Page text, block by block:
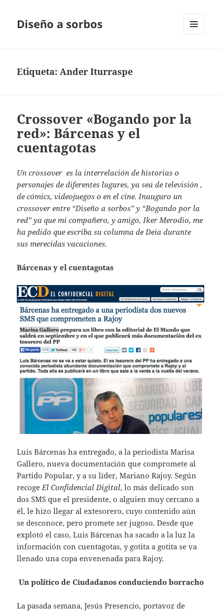
Diseño a sorbos
Etiqueta:Ander Iturraspe
Crossover «Bogando por la
red»: Bárcenas y el
cuentagotas
Un crossover es la interrelación de historias o
personajes de diferentes lugares, ya sea de televisión ,
de cómics, videojuegos o en el cine. Inauguro un
crossover entre “Diseño a sorbos” y “Bogando por la
red” ya que mi compañero, y amigo, Iker Merodio, me
ha pedido que escriba su columna de Deia durante
sus merecidas vacaciones.
Bárcenas y el cuentagotas
Luis Bárcenas ha entregado, a la periodista Marisa
Gallero, nueva documentación que compromete al
Partido Popular, y a su líder, Mariano Rajoy. Según
recoge El Confidencial Digital, lo más delicado son
dos SMS que el presidente, o alguien muy cercano a
él, le hizo llegar al extesorero, cuyo contenido aún
se desconoce, pero promete ser jugoso. Desde que
explotó el caso, Luis Bárcenas ha sacado a la luz la
información con cuentagotas, y gotita a gotita se va
llenado una copa envenenada para Rajoy.
Un político de Ciudadanos conduciendo borracho
La pasada semana, Jesús Presencio, portavoz de